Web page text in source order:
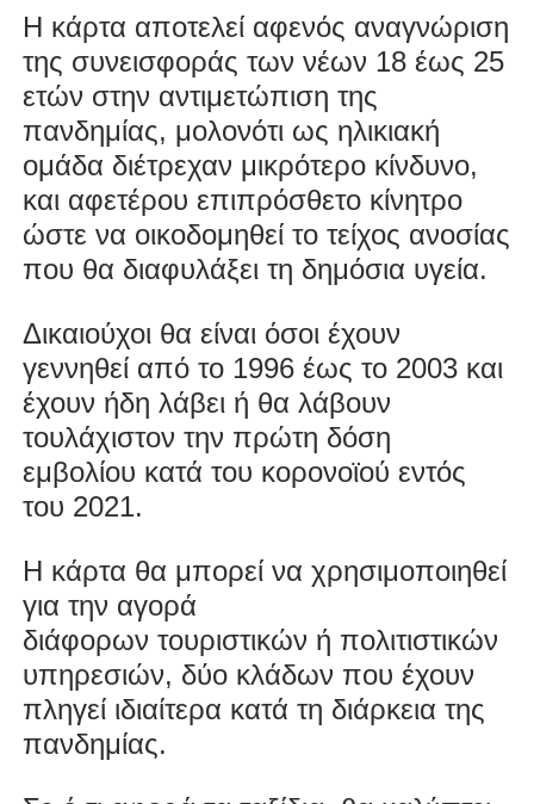
Η κάρτα αποτελεί αφενός αναγνώριση
της συνεισφοράς των νέων 18 έως 25
ετών στην αντιμετώπιση της
πανδημίας, μολονότι ως ηλικιακή
ομάδα διέτρεχαν μικρότερο κίνδυνο,
και αφετέρου επιπρόσθετο κίνητρο
ώστε να οικοδομηθεί το τείχος ανοσίας
που θα διαφυλάξει τη δημόσια υγεία.
Δικαιούχοι θα είναι όσοι έχουν
γεννηθεί από το 1996 έως το 2003 και
έχουν ήδη λάβει ή θα λάβουν
τουλάχιστον την πρώτη δόση
εμβολίου κατά του κορονοϊού εντός
του 2021.
Η κάρτα θα μπορεί να χρησιμοποιηθεί
για την αγορά
διάφορων τουριστικών ή πολιτιστικών
υπηρεσιών, δύο κλάδων που έχουν
πληγεί ιδιαίτερα κατά τη διάρκεια της
πανδημίας.